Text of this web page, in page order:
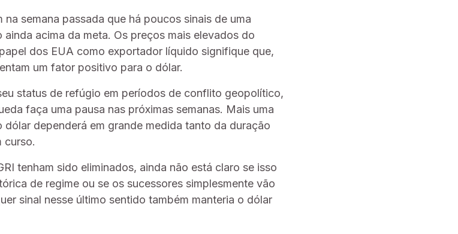
semana passada que há poucos sinais de uma
acima da meta. Os preços mais elevados do
dos EUA como exportador líquido signifique que,
um fator positivo para o dólar.
status de refúgio em períodos de conflito geopolítico,
faça uma pausa nas próximas semanas. Mais uma
dependerá em grande medida tanto da duração
curso.
tenham sido eliminados, ainda não está claro se isso
de regime ou se os sucessores simplesmente vão
sinal nesse último sentido também manteria o dólar